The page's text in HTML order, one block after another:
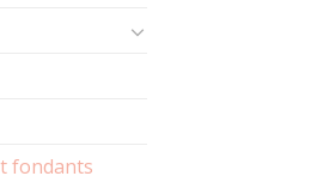
fondants